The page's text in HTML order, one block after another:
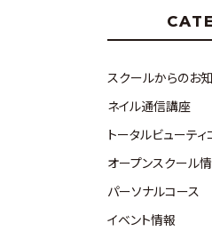
スクールからのお
ネイル通信講座
トータルビューティ
オープンスクール
パーソナルコース
イベント情報